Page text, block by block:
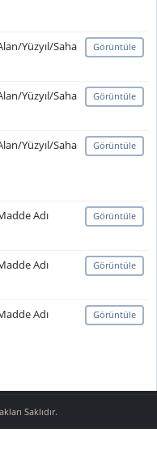
Yüzyıl/Saha Görüntüle
Yüzyıl/Saha Görüntüle
Yüzyıl/Saha Görüntüle
Adı Görüntüle
Adı Görüntüle
Adı Görüntüle
Saklıdır.